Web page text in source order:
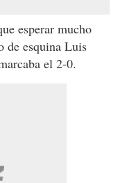
esperar mucho
de esquina Luis
el 2-0.